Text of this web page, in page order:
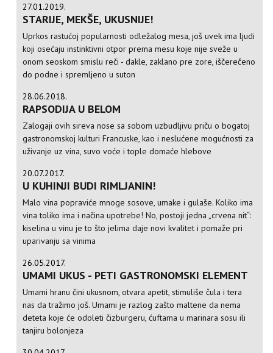
27.01.2019.
STARIJE, MEKŠE, UKUSNIJE!
Uprkos rastućoj popularnosti odležalog mesa, još uvek ima ljudi
koji osećaju instinktivni otpor prema mesu koje nije sveže u
onom seoskom smislu reči - dakle, zaklano pre zore, iščerečeno
do podne i spremljeno u suton
28.06.2018.
RAPSODIJA U BELOM
Zalogaji ovih sireva nose sa sobom uzbudljivu priču o bogatoj
gastronomskoj kulturi Francuske, kao i neslućene mogućnosti za
uživanje uz vina, suvo voće i tople domaće hlebove
20.07.2017.
U KUHINJI BUDI RIMLJANIN!
Malo vina popraviće mnoge sosove, umake i gulaše. Koliko ima
vina toliko ima i načina upotrebe! No, postoji jedna „crvena nit“:
kiselina u vinu je to što jelima daje novi kvalitet i pomaže pri
uparivanju sa vinima
26.05.2017.
UMAMI UKUS - PETI GASTRONOMSKI ELEMENT
Umami hranu čini ukusnom, otvara apetit, stimuliše čula i tera
nas da tražimo još. Umami je razlog zašto maltene da nema
deteta koje će odoleti čizburgeru, ćuftama u marinara sosu ili
tanjiru bolonjeza